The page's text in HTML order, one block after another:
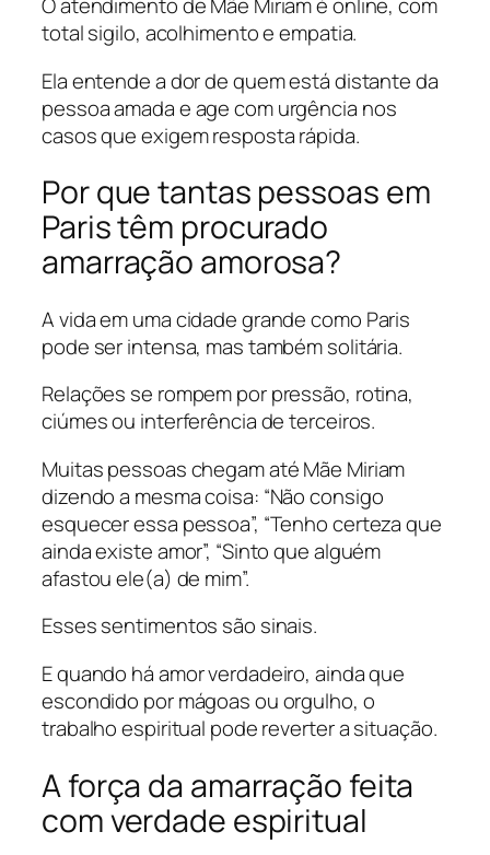
total sigilo, acolhimento e empatia.
Ela entende a dor de quem está distante da
pessoa amada e age com urgência nos
casos que exigem resposta rápida.
Por que tantas pessoas em
Paris têm procurado
amarração amorosa?
A vida em uma cidade grande como Paris
pode ser intensa, mas também solitária.
Relações se rompem por pressão, rotina,
ciúmes ou interferência de terceiros.
Muitas pessoas chegam até Mãe Miriam
dizendo a mesma coisa: “Não consigo
esquecer essa pessoa”, “Tenho certeza que
ainda existe amor”, “Sinto que alguém
afastou ele(a) de mim”.
Esses sentimentos são sinais.
E quando há amor verdadeiro, ainda que
escondido por mágoas ou orgulho, o
trabalho espiritual pode reverter a situação.
A força da amarração feita
com verdade espiritual